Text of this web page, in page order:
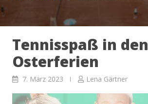
Tennisspaß in den
Osterferien
7. März 2023 Lena Gärtner